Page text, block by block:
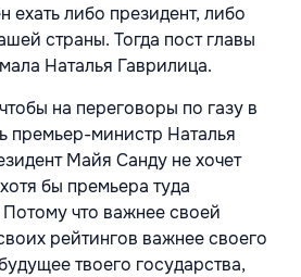
ехать либо президент, либо
страны. Тогда пост главы
Наталья Гаврилица.
на переговоры по газу в
премьер-министр Наталья
Майя Санду не хочет
бы премьера туда
что важнее своей
рейтингов важнее своего
твоего государства,